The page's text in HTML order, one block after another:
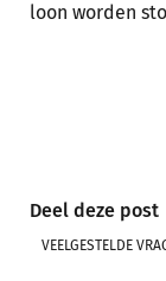
loon worden
Deel deze post
VEELGESTELDE